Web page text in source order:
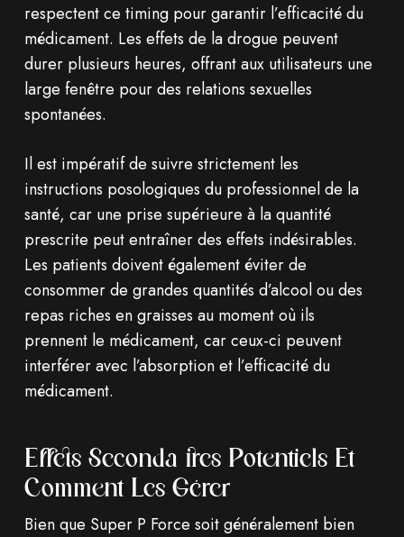
respectent ce timing pour garantir l’efficacité du
médicament. Les effets de la drogue peuvent
durer plusieurs heures, offrant aux utilisateurs une
large fenêtre pour des relations sexuelles
spontanées.
Il est impératif de suivre strictement les
instructions posologiques du professionnel de la
santé, car une prise supérieure à la quantité
prescrite peut entraîner des effets indésirables.
Les patients doivent également éviter de
consommer de grandes quantités d’alcool ou des
repas riches en graisses au moment où ils
prennent le médicament, car ceux-ci peuvent
interférer avec l’absorption et l’efficacité du
médicament.
Effets Secondaires Potentiels Et
Comment Les Gérer
Bien que Super P Force soit généralement bien